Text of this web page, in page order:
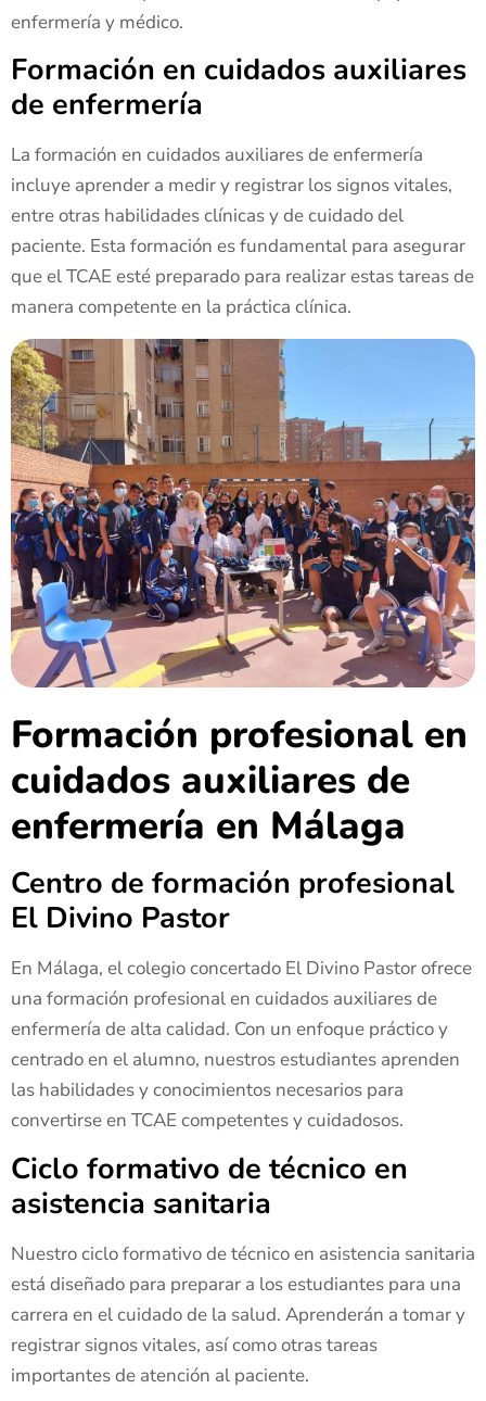
enfermería y médico.
Formación en cuidados auxiliares
de enfermería
La formación en cuidados auxiliares de enfermería
incluye aprender a medir y registrar los signos vitales,
entre otras habilidades clínicas y de cuidado del
paciente. Esta formación es fundamental para asegurar
que el TCAE esté preparado para realizar estas tareas de
manera competente en la práctica clínica.
Formación profesional en
cuidados auxiliares de
enfermería en Málaga
Centro de formación profesional
El Divino Pastor
En Málaga, el colegio concertado El Divino Pastor ofrece
una formación profesional en cuidados auxiliares de
enfermería de alta calidad. Con un enfoque práctico y
centrado en el alumno, nuestros estudiantes aprenden
las habilidades y conocimientos necesarios para
convertirse en TCAE competentes y cuidadosos.
Ciclo formativo de técnico en
asistencia sanitaria
Nuestro ciclo formativo de técnico en asistencia sanitaria
está diseñado para preparar a los estudiantes para una
carrera en el cuidado de la salud. Aprenderán a tomar y
registrar signos vitales, así como otras tareas
importantes de atención al paciente.